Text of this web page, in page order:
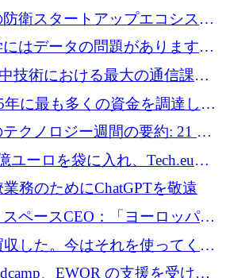
る無人システムを接続するた
します
衛スタートアップエコシステ
カソン
はデータの問題があります。
はそれを解決したいと考えて
技術における最大の通信課題
むために 16 万 2,000 ユーロを
年に最も多くの資金を調達した
クノロジー週間の要約: 21 億
Tech.eu Funding Explorer
ユーロを袋に入れ、Tech.eu
の立ち上げ、そしてルクセン
野望
務のためにChatGPTを敬遠
ペースCEO：「ヨーロッパは
る」
した。今はそれを使ってくれ
す
、EWOR の支援を受け、